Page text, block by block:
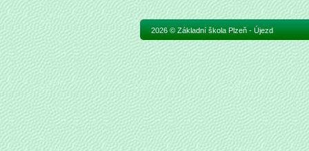
2026 © Základní škola Plzeň - Újezd